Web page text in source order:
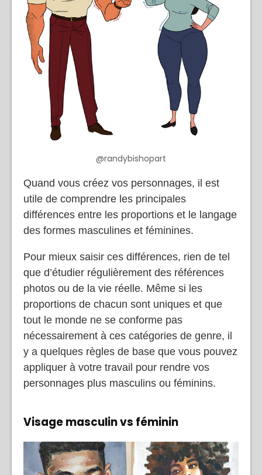
@randybishopart
Quand vous créez vos personnages, il est
utile de comprendre les principales
différences entre les proportions et le langage
des formes masculines et féminines.
Pour mieux saisir ces différences, rien de tel
que d’étudier régulièrement des références
photos ou de la vie réelle. Même si les
proportions de chacun sont uniques et que
tout le monde ne se conforme pas
nécessairement à ces catégories de genre, il
y a quelques règles de base que vous pouvez
appliquer à votre travail pour rendre vos
personnages plus masculins ou féminins.
Visage masculin vs féminin